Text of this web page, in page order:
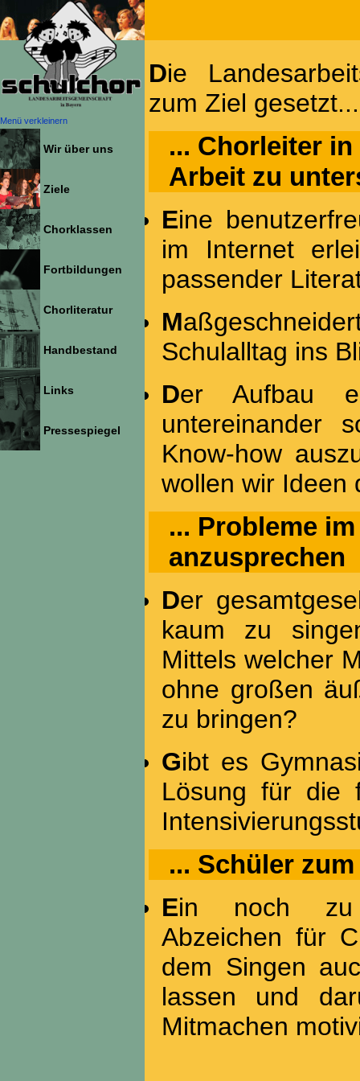
Menü verkleinern
Wir über uns
Ziele
Chorklassen
Fortbildungen
Chorliteratur
Handbestand
Links
Pressespiegel
Die Landesarbeitsgemeinschaft Schulchor hat sich
zum Ziel gesetzt...
... Chorleiter
Arbeit zu
Eine benutzerfreundlich aufgeschlüsselte Datenbank
im Internet
passender
Maßgeschneiderte Fortbildungen, die den Chor im
Schulalltag ins
Der Aufbau eines Netzwerkes der Chorleiter
untereinander
Know-how
wollen wir Ideen
... Probleme
anzusprechen
Der gesamtgesellschaftliche Trend, nicht mehr oder
kaum zu
Mittels welcher
ohne großen
zu bringen?
Gibt es Gymnasien, die eine stundenplantechnische
Lösung für die
... Schüler
Ein noch zu entwickelndes „Qualifizierungs“-
Abzeichen für
dem Singen
lassen und
Mitmachen